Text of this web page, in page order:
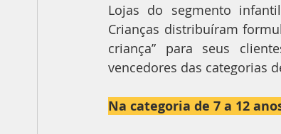
Lojas do segmento
Crianças distribuíram
criança” para seus
vencedores das categorias
Na categoria de 7 a 12